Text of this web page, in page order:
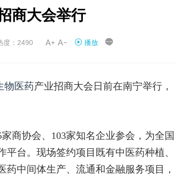
商大会举行
度：2490  播放 
物医药产业招商大会日前在南宁举行，
商协会、103家知名企业参会，为全国
台。现场签约项目既有中医药种植、
中间体生产、流通和金融服务项目，